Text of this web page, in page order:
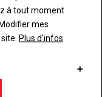
à tout moment
mes
Plus d'infos